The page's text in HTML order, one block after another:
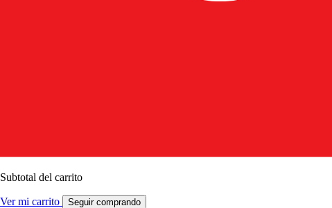
Subtotal del carrito
Ver mi carrito Seguir comprando